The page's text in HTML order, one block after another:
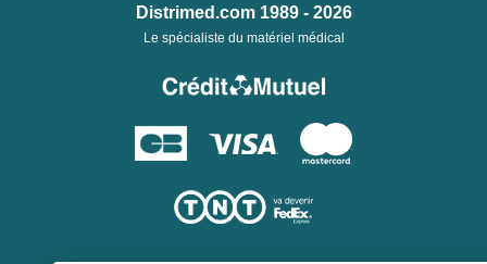
Distrimed.com 1989 - 2026
Le spécialiste du matériel médical